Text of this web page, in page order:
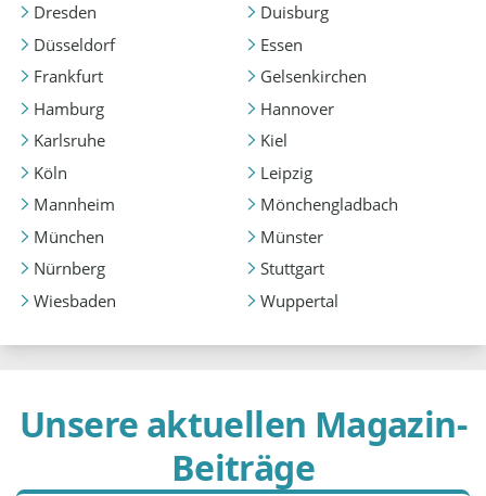
Dresden
Duisburg
Düsseldorf
Essen
Frankfurt
Gelsenkirchen
Hamburg
Hannover
Karlsruhe
Kiel
Köln
Leipzig
Mannheim
Mönchengladbach
München
Münster
Nürnberg
Stuttgart
Wiesbaden
Wuppertal
Unsere aktuellen Magazin-
Beiträge